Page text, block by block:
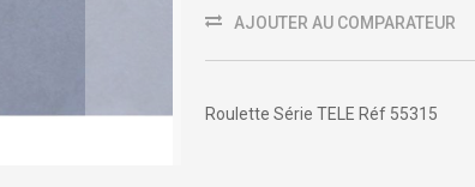
AJOUTER AU COMPARATEUR
Roulette Série TELE Réf 55315